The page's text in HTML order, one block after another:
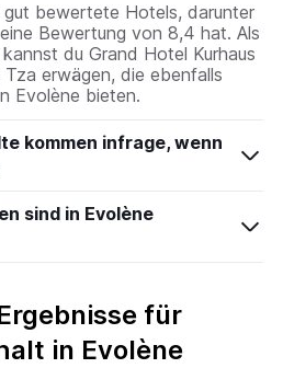
bewertete Hotels, darunter
Bewertung von 8,4 hat. Als
du Grand Hotel Kurhaus
erwägen, die ebenfalls
Evolène bieten.
kommen infrage, wenn
sind in Evolène
für
in Evolène